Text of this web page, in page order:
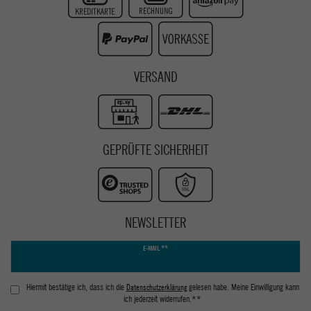
Youtube
VERSAND
GEPRÜFTE SICHERHEIT
NEWSLETTER
E-MAIL **
Hiermit bestätige ich, dass ich die Daten­schutz­erklärunggelesen habe. Meine Einwilligung kann
ich jederzeit widerrufen.**